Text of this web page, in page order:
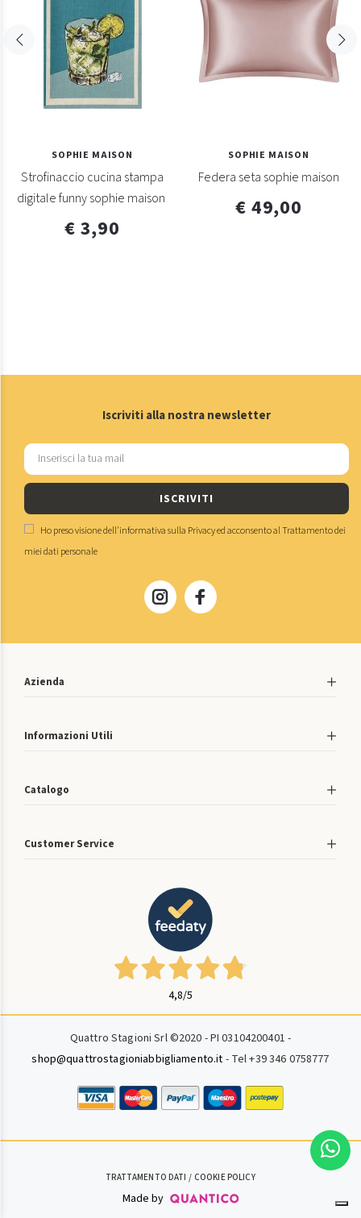
SOPHIE MAISON
Strofinaccio cucina stampa
digitale funny sophie maison
€ 3,90
SOPHIE MAISON
Federa seta sophie maison
€ 49,00
Iscriviti alla nostra newsletter
ISCRIVITI
Ho preso visione dell'informativa sulla Privacyed acconsento alTrattamento dei
miei dati personale
Azienda
Informazioni Utili
Catalogo
Customer Service
4,8/5
Quattro Stagioni Srl ©2020 - PI 03104200401 -
shop@quattrostagioniabbigliamento.it - Tel +39 346 0758777
TRATTAMENTO DATI COOKIE POLICY
Made by